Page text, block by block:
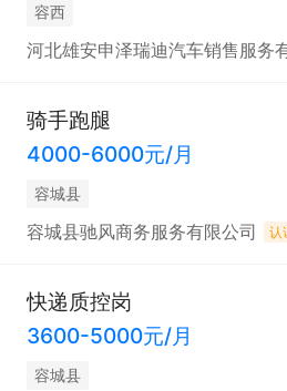
容西
河北雄安申泽瑞迪汽车销售服务
骑手跑腿
4000-6000元/月
容城县
容城县驰风商务服务有限公司 认
快递质控岗
3600-5000元/月
容城县